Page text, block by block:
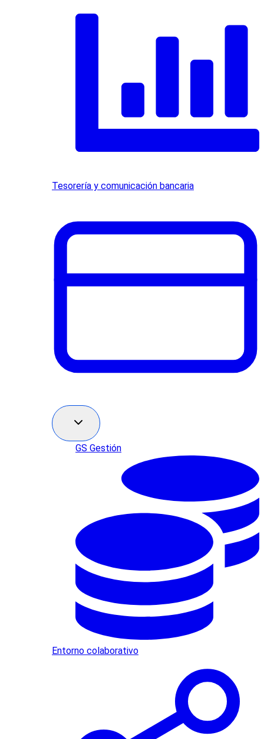
Tesorería y comunicación bancaria
GS Gestión
Entorno colaborativo